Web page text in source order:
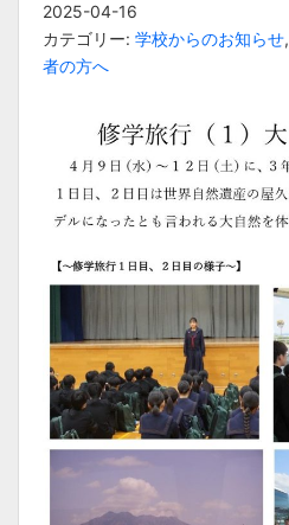
2025-04-16
カテゴリー: 学校からのお知らせ,
者の方へ